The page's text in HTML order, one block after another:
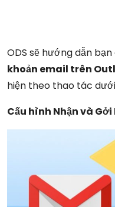
ODS sẽ hướng dẫn
khoản email trên
hiện theo thao tác
Cấu hình Nhận và